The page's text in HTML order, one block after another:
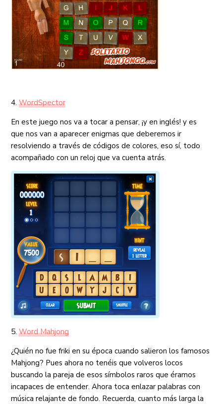
4.WordSpector
En este juego nos va a tocar a pensar, ¡y en inglés! y es
que nos van a aparecer enigmas que deberemos ir
resolviendo a través de códigos de colores, eso sí, todo
acompañado con un reloj que va cuenta atrás.
5.Word Mahjong
¿Quién no fue friki en su época cuando salieron los famosos
Mahjong? Pues ahora no tenéis que volveros locos
buscando la pareja de esos símbolos raros que éramos
incapaces de entender. Ahora toca enlazar palabras con
música relajante de fondo. Recuerda, cuanto más larga la